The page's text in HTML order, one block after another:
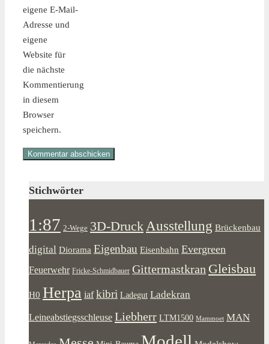
eigene E-Mail-
Adresse und
eigene
Website für
die nächste
Kommentierung
in diesem
Browser
speichern.
Stichwörter
1:87 2-Wege 3D-Druck Ausstellung Brückenbau
digital Diorama Eigenbau Eisenbahn Evergreen
Feuerwehr Fricke-Schmidbauer Gittermastkran Gleisbau
H0 Herpa iaf kibri Ladegut Ladekran
Leineabstiegsschleuse Liebherr LTM1500 Mammoet MAN